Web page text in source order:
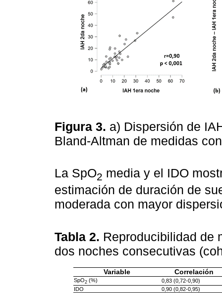
Figura 3. a) Dispersión de
Bland-Altman de medidas
La SpO2 media y el IDO
estimación de duración de
moderada con mayor
Tabla 2. Reproducibilidad de
dos noches consecutivas
Variable Correlación
SpO2(%)
0,83 (0,72-0,90)
IDO
0,90 (0,82-0,95)